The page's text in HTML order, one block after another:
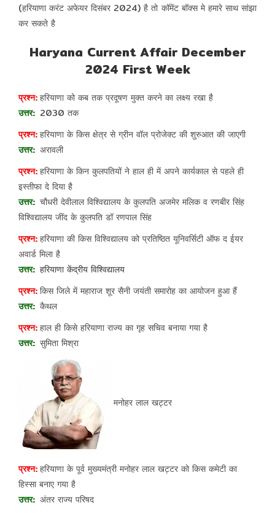
(हरियाणा करंट अफेयर दिसंबर 2024) है तो कॉमेंट बॉक्स मे हमारे साथ सांझा
कर सकते है
Haryana Current Affair December
2024 First Week
हरियाणा को कब तक प्रदूषण मुक्त करने का लक्ष्य रखा है
2030 तक
हरियाणा के किस क्षेत्र से ग्रीन वॉल प्रोजेक्ट की शुरुआत की जाएगी
अरावली
हरियाणा के किन कुलपतियों ने हाल ही में अपने कार्यकाल से पहले ही
इस्तीफा दे दिया है
चौधरी देवीलाल विश्विद्यालय के कुलपति अजमेर मलिक व रणबीर सिंह
विश्विद्यालय जींद के कुलपति डॉ रणपाल सिंह
हरियाणा की किस विश्विद्यालय को प्रतिष्ठित यूनिवर्सिटी ऑफ द ईयर
अवार्ड मिला है
हरियाणा केंद्रीय विश्विद्यालय
किस जिले में महाराज शूर सैनी जयंती समारोह का आयोजन हुआ हैं
कैथल
हाल ही किसे हरियाणा राज्य का गृह सचिव बनाया गया है
सुमिता मिश्रा
मनोहर लाल खट्टर
हरियाणा के पूर्व मुख्यमंत्री मनोहर लाल खट्टर को किस कमेटी का
हिस्सा बनाए गया है
अंतर राज्य परिषद